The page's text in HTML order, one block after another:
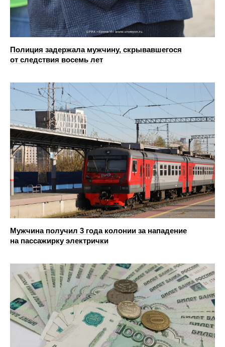
Полиция задержала мужчину, скрывавшегося
от следствия восемь лет
Мужчина получил 3 года колонии за нападение
на пассажирку электрички